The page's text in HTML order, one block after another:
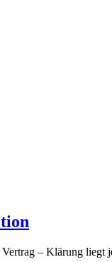
Vertrag – Klärung